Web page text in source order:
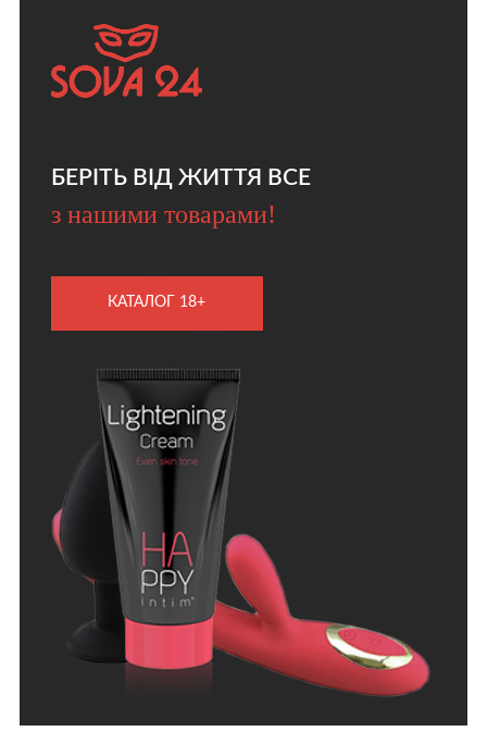
БЕРІТЬ ВІД ЖИТТЯ ВСЕ
з нашими товарами!
КАТАЛОГ 18+